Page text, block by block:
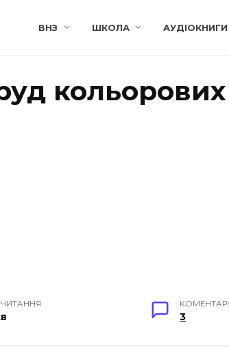
ВНЗ ШКОЛА АУДІОКНИГИ
кольорових
КОМЕНТАРІ
3